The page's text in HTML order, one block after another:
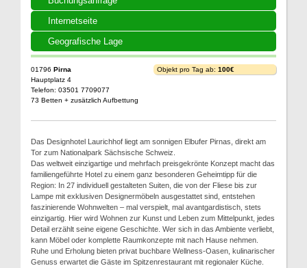
Internetseite
Geografische Lage
01796 Pirna
Hauptplatz 4
Telefon: 03501 7709077
73 Betten + zusätzlich Aufbettung
Objekt pro Tag ab: 100€
Das Designhotel Laurichhof liegt am sonnigen Elbufer Pirnas, direkt am
Tor zum Nationalpark Sächsische Schweiz.
Das weltweit einzigartige und mehrfach preisgekrönte Konzept macht das
familiengeführte Hotel zu einem ganz besonderen Geheimtipp für die
Region: In 27 individuell gestalteten Suiten, die von der Fliese bis zur
Lampe mit exklusiven Designermöbeln ausgestattet sind, entstehen
faszinierende Wohnwelten – mal verspielt, mal avantgardistisch, stets
einzigartig. Hier wird Wohnen zur Kunst und Leben zum Mittelpunkt, jedes
Detail erzählt seine eigene Geschichte. Wer sich in das Ambiente verliebt,
kann Möbel oder komplette Raumkonzepte mit nach Hause nehmen.
Ruhe und Erholung bieten privat buchbare Wellness-Oasen, kulinarischer
Genuss erwartet die Gäste im Spitzenrestaurant mit regionaler Küche.